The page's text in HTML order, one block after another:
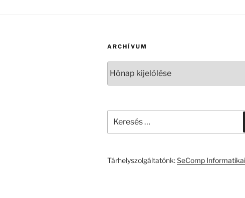
ARCHÍVUM
következő
Tárhelyszolgáltatónk:SeComp